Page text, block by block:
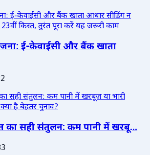
ई-केवाईसी और बैंक खाता
सही संतुलन: कम पानी में खरबू...